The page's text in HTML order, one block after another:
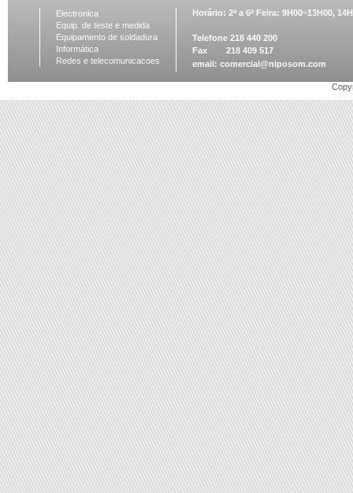
Electronica
Equip. de teste e medida
Equipamento de soldadura
Informática
Redes e telecomunicacoes
Horário: 2ª a 6ª Feira: 9H00~13H00,
Telefone 218 440 200
Fax 218 409 517
email: comercial@niposom.com